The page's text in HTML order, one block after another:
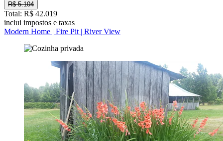
R$ 5.104
Total: R$ 42.019
inclui impostos e taxas
Modern Home | Fire Pit | River View